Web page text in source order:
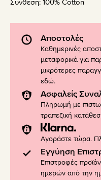
Σύνθεση: 100% Cotton
Αποστολές
Καθημερινές
μεταφορικά για
μικρότερες
εδώ.
Ασφαλείς
Πληρωμή με
τραπεζική
Αγοράστε τώρα.
Εγγύηση
Επιστροφές
ημερών από την